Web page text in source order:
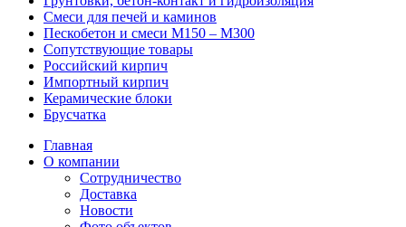
Смеси для печей и каминов
Пескобетон и смеси М150 – М300
Сопутствующие товары
Российский кирпич
Импортный кирпич
Керамические блоки
Брусчатка
Главная
О компании
Сотрудничество
Доставка
Новости